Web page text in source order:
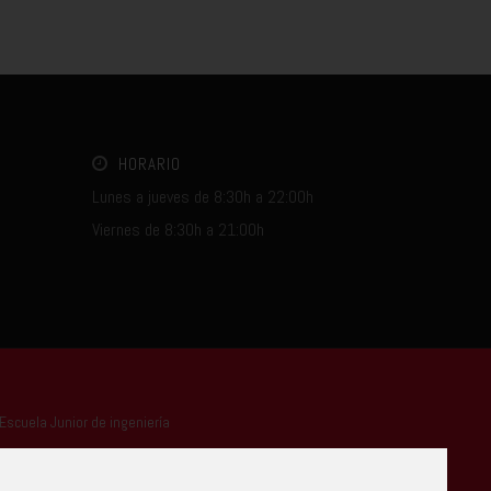
HORARIO
Lunes a jueves de 8:30h a 22:00h
Viernes de 8:30h a 21:00h